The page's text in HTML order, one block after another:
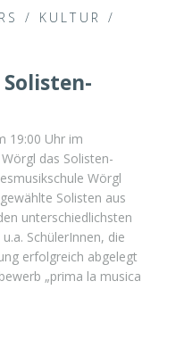
/ KULTUR /
19:00 Uhr im
das Solisten-
Wörgl
Solisten aus
unterschiedlichsten
SchülerInnen, die
erfolgreich abgelegt
„prima la musica